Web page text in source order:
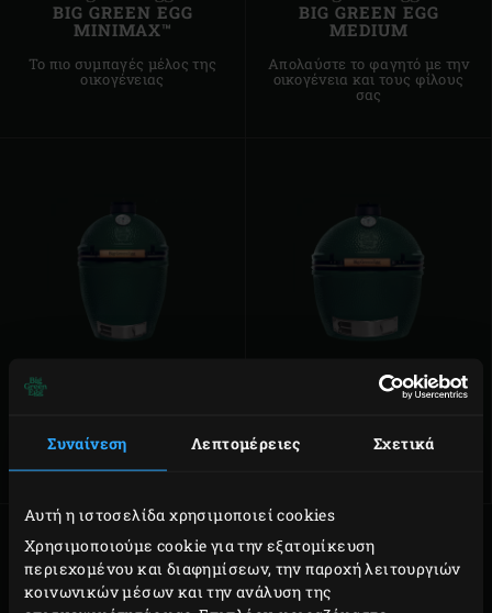
Συναίνεση Λεπτομέρειες Σχετικά
Αυτή η ιστοσελίδα χρησιμοποιεί cookies
Χρησιμοποιούμε cookie για την εξατομίκευση
περιεχομένου και διαφημίσεων, την παροχή λειτουργιών
κοινωνικών μέσων και την ανάλυση της
BIG GREEN EGG
MINIMAX™
Το πιο συμπαγές μέλος της
οικογένειας
BIG GREEN EGG
MEDIUM
Απολαύστε το φαγητό με την
οικογένεια και τους φίλους
σας
BIG GREEN EGG LARGE
τις πολλαπλές δυνατότητες
BIG GREEN EGG
Τεράστια γαστριμαργική